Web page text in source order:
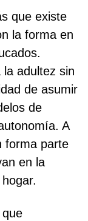
que existe
la forma en
la adultez sin
de asumir
de
A
forma parte
en la